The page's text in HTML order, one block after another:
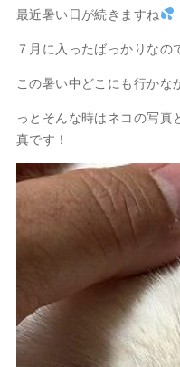
最近暑い日が続きますね
７月に入ったばっかりなの
この暑い中どこにも行かな
っとそんな時はネコの写真
真です！